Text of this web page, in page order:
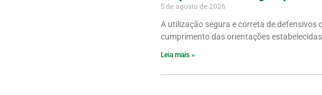
5 de agosto de 2026
A utilização segura e correta de
cumprimento das orientações
Leia mais »